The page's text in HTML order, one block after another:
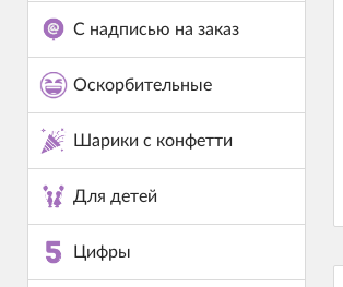
С надписью на заказ
Оскорбительные
Шарики с конфетти
Для детей
Цифры